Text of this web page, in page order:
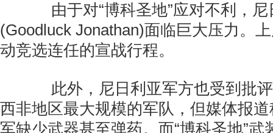
由于对“博科圣地”应对不利，尼
(Goodluck Jonathan)面临巨大压力。
动竞选连任的宣战行程。
此外，尼日利亚军方也受到批评
西非地区最大规模的军队，但媒体报
军缺少武器甚至弹药。而“博科圣地”武